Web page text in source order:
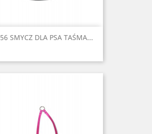
SMYCZ DLA PSA TAŚMA...